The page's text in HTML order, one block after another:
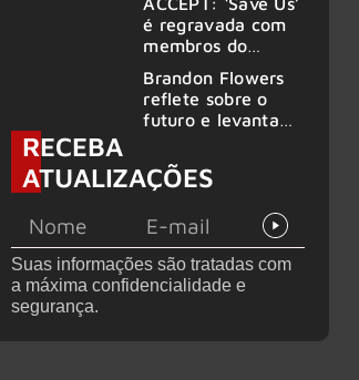
no Rock am Ring
2026
é regravada com
membros do
GHOST e KORN
Brandon Flowers
reflete sobre o
futuro e levanta
deixar os palcos
RECEBA
ATUALIZAÇÕES
Suas informações são tratadas com
a máxima confidencialidade e
segurança.